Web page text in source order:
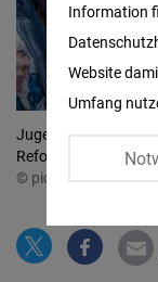
Jugendliche nehmen
Reformen im
© picture alliance /
Information
Website
Umfang
Twitter
Embed
Instagram
Embed